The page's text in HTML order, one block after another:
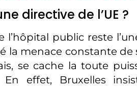
directive de l’UE ?
l’hôpital public reste
la menace constante de
se cache la toute
En effet, Bruxelles